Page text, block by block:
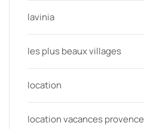
lavinia
les plus beaux villages
location
location vacances provence